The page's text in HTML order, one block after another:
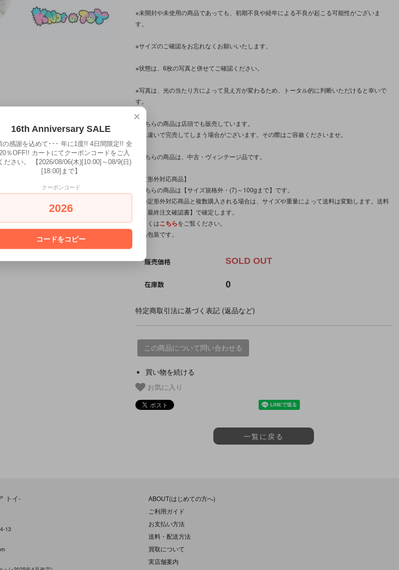
※未開封や未使用の商品であっても、初期不良や経年による不良が起こる可能性がございま
す。
※サイズのご確認をお忘れなくお願いいたします。
※状態は、6枚の写真と併せてご確認ください。
※写真は、光の当たり方によって見え方が変わるため、トータル的に判断いただけると幸いで
す。
※こちらの商品は店頭でも販売しています。
入れ違いで完売してしまう場合がございます。その際はご容赦くださいませ。
※こちらの商品は、中古・ヴィンテージ品です。
【定形外対応商品】
※こちらの商品は【サイズ規格外・(7)～100gまで】です。
他の定形外対応商品と複数購入される場合は、サイズや重量によって送料は変動します。送料
は【最終注文確認書】で確定します。
詳しくはこちらをご覧ください。
簡易包装です。
販売価格 SOLD OUT
在庫数 0
特定商取引法に基づく表記 (返品など)
この商品について問い合わせる
買い物を続ける
お気に入り
一覧に戻る
トイ-
13
ABOUT(はじめての方へ)
ご利用ガイド
お支払い方法
送料・配送方法
買取について
実店舗案内
×
16th Anniversary SALE
の感謝を込めて･･･ 年に1度!! 4日間限定!! 全
％OFF!! カートにてクーポンコードをご入
ださい。 【2026/08/06(木)[10:00]～08/9(日)
[18:00]まで】
クーポンコード
2026
コードをコピー